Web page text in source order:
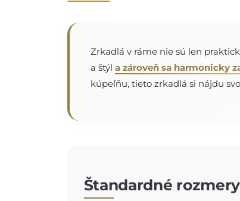
Zrkadlá v ráme nie sú len
a štýl a zároveň sa harmonicky
kúpeľňu, tieto zrkadlá si nájdu
Štandardné rozmery